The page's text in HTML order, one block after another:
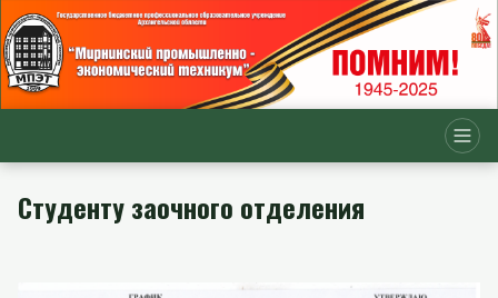
Студенту заочного отделения